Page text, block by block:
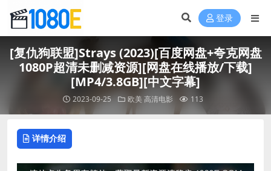
登录
[复仇狗联盟]Strays (2023)[百度网盘+夸克网盘
1080P超清未删减资源][网盘在线播放/下载]
[MP4/3.8GB][中文字幕]
2023-09-25 欧美高清电影 113
详情介绍